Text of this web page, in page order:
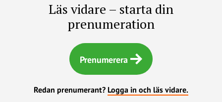
Läs vidare – starta din
prenumeration
Prenumerera
Redan prenumerant? Logga in och läs vidare.